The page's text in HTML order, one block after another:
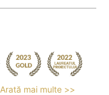
Arată mai multe >>